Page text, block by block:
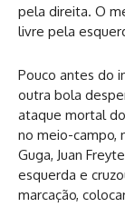
pela direita. O
livre pela
Pouco antes do
outra bola
ataque mortal
no meio-campo,
Guga, Juan
esquerda e
marcação,